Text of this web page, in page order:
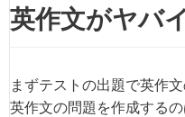
英作文がヤバ
まずテストの出題で英作
英作文の問題を作成する